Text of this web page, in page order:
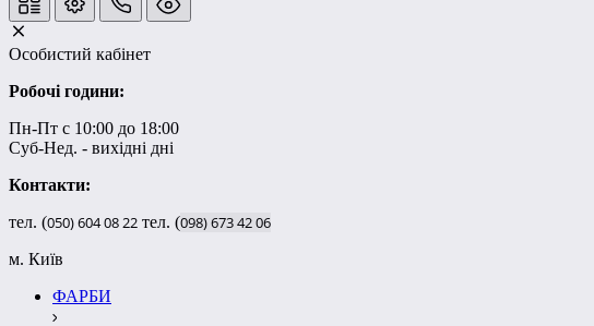
Особистий кабінет
Робочі години:
Пн-Пт с 10:00 до 18:00
Суб-Нед. - вихідні дні
Контакти:
тел. (050)6040822 тел. (098)6734206
м. Київ
ФАРБИ